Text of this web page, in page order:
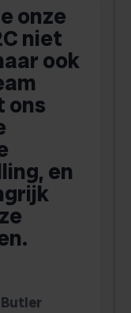
onze
niet
ook
ons
en